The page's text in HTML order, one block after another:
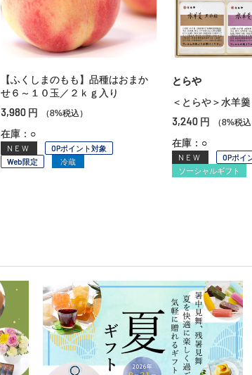
【ふくしまのもも】品種はおまか
せ６～１０玉／２ｋｇ入り
3,980 円 （8%税込）
在庫：○
NEW
OPポイント対象
Web限定
冷蔵
とらや
＜とらや＞水羊羹
3,240 円 （8%税込
在庫：○
NEW
OPポイ
ソーシャルギフト